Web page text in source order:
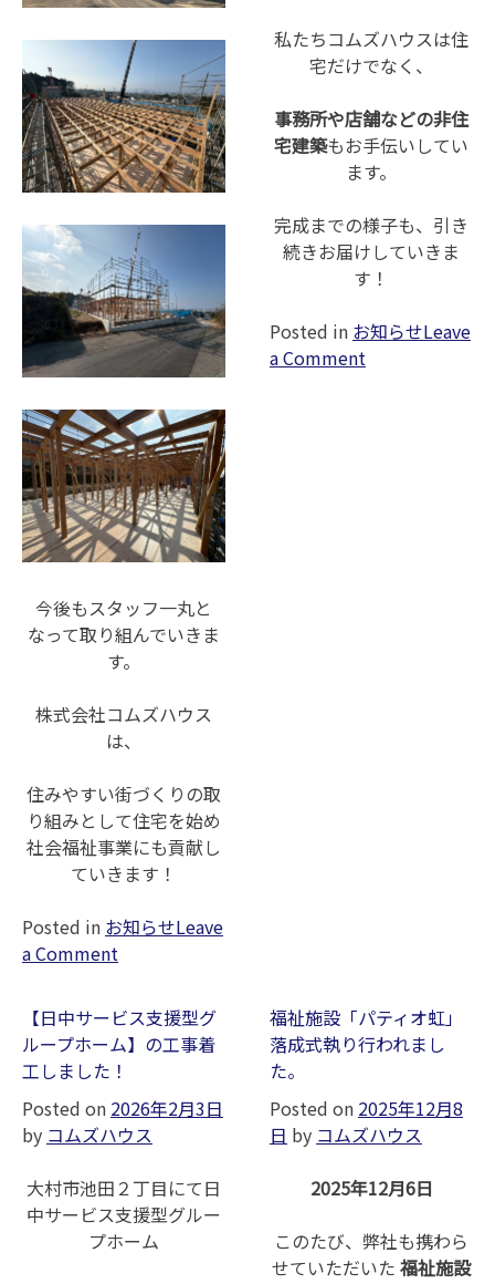
今後もスタッフ一丸と
なって取り組んでいきま
す。
株式会社コムズハウス
は、
住みやすい街づくりの取
り組みとして住宅を始め
社会福祉事業にも貢献し
ていきます！
Posted in お知らせLeave
a Comment
中
サー
ビ
ス
支
援
グ
ルー
プ
私たちコムズハウスは住
宅だけでなく、
事務所や店舗などの非住
宅建築もお手伝いしてい
ます。
完成までの様子も、引き
続きお届けしていきま
す！
Posted in お知らせLeave
a Comment
を
ス
ト！
【日中サービス支援型グ
ループホーム】の工事着
工しました！
Posted on 2026年2月3日
by コムズハウス
大村市池田２丁目にて日
中サービス支援型グルー
プホーム
福祉施設「パティオ虹」
落成式執り行われまし
た。
Posted on 2025年12月8
日 by コムズハウス
2025年12月6日
このたび、弊社も携わら
せていただいた 福祉施設